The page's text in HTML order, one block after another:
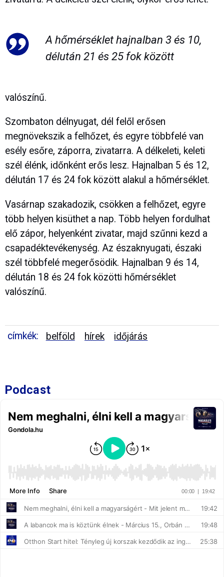
A hőmérséklet hajnalban 3 és 10,
délután 21 és 25 fok között
valószínű.
Szombaton délnyugat, dél felől erősen
megnövekszik a felhőzet, és egyre többfelé van
esély esőre, záporra, zivatarra. A délkeleti, keleti
szél élénk, időnként erős lesz. Hajnalban 5 és 12,
délután 17 és 24 fok között alakul a hőmérséklet.
Vasárnap szakadozik, csökken a felhőzet, egyre
több helyen kisüthet a nap. Több helyen fordulhat
elő zápor, helyenként zivatar, majd szűnni kezd a
csapadéktevékenység. Az északnyugati, északi
szél többfelé megerősödik. Hajnalban 9 és 14,
délután 18 és 24 fok közötti hőmérséklet
valószínű.
címkék: belföld hírek időjárás
Podcast